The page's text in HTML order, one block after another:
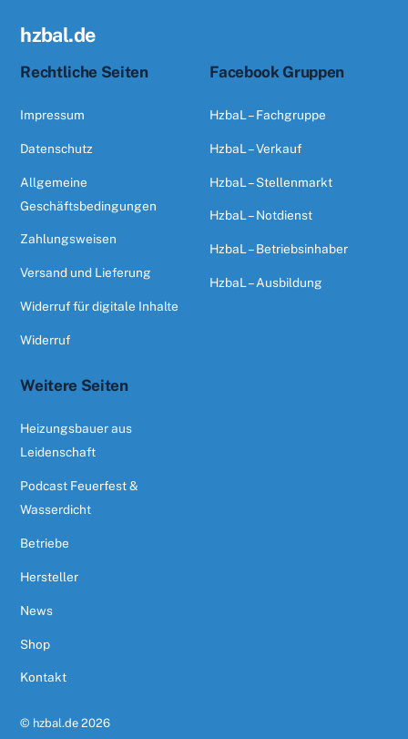
hzbal.de
Rechtliche Seiten
Impressum
Datenschutz
Allgemeine
Geschäftsbedingungen
Zahlungsweisen
Versand und Lieferung
Widerruf für digitale Inhalte
Widerruf
Facebook Gruppen
HzbaL – Fachgruppe
HzbaL – Verkauf
HzbaL – Stellenmarkt
HzbaL – Notdienst
HzbaL – Betriebsinhaber
HzbaL – Ausbildung
Weitere Seiten
Heizungsbauer aus
Leidenschaft
Podcast Feuerfest &
Wasserdicht
Betriebe
Hersteller
News
Shop
Kontakt
© hzbal.de 2026